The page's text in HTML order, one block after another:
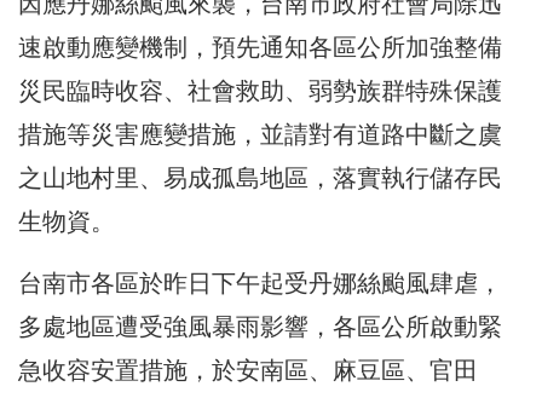
速啟動應變機制，預先通知各區公所加強整備
災民臨時收容、社會救助、弱勢族群特殊保護
措施等災害應變措施，並請對有道路中斷之虞
之山地村里、易成孤島地區，落實執行儲存民
生物資。
台南市各區於昨日下午起受丹娜絲颱風肆虐，
多處地區遭受強風暴雨影響，各區公所啟動緊
急收容安置措施，於安南區、麻豆區、官田